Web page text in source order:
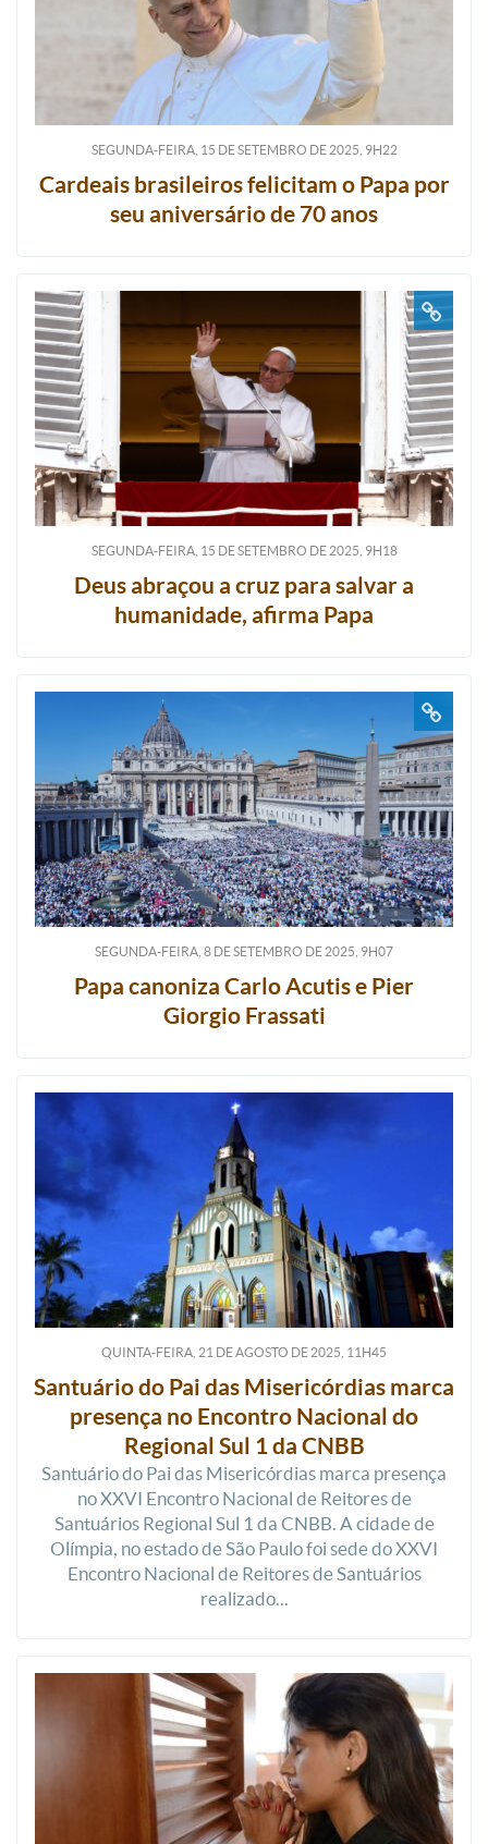
SEGUNDA-FEIRA, 15 DESETEMBRO DE2025, 9H22
Cardeais brasileiros felicitam o Papa por
seu aniversário de 70 anos
SEGUNDA-FEIRA, 15 DESETEMBRO DE2025, 9H18
Deus abraçou a cruz para salvar a
humanidade, afirma Papa
SEGUNDA-FEIRA, 8 DESETEMBRO DE 2025, 9H07
Papa canoniza Carlo Acutis e Pier
Giorgio Frassati
QUINTA-FEIRA, 21 DEAGOSTO DE 2025, 11H45
Santuário do Pai das Misericórdias marca
presença no Encontro Nacional do
Regional Sul 1 da CNBB
Santuário do Pai das Misericórdias marca presença
no XXVI Encontro Nacional de Reitores de
Santuários Regional Sul 1 da CNBB. A cidade de
Olímpia, no estado de São Paulo foi sede do XXVI
Encontro Nacional de Reitores de Santuários
realizado...